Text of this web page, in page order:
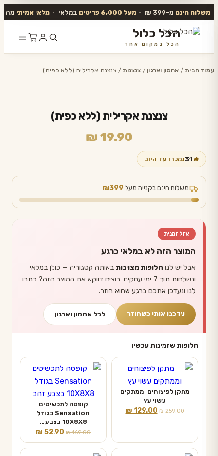
משלוח חינם מ-399 ₪ • מעל 6,000 פריטים במלאי • מלאי אמיתי מה
הכל כלול
הכל במקום אחד
לתוכן
עמוד הבית/ אחסון וארגון / צנצנות/ צנצנת אקרילית (ללא כפית)
צנצנת אקרילית (ללא כפית)
₪ 19.90
🔥
31נמכרו עד היום
משלוח חינם בקנייה מעל ₪399
אזל זמנית
המוצר הזה לא במלאי כרגע
אבל יש לנו חלופות מצוינות באותה קטגוריה — כולן במלאי
ונשלחות תוך 7 ימי עסקים. רוצים דווקא את המוצר הזה? כתבו
לנו ונעדכן אתכם ברגע שהוא חוזר.
עדכנו אותי כשחוזר לכל אחסון וארגון
חלופות שזמינות עכשיו
מתקן לפיצוחים וממתקים
עשוי עץ
₪259.00
המחיר
₪ 259.00.
₪ 129.00
המחיר
₪ 129.00.
קופסה לתכשיטים
Sensation בגודל
10X8X8 בצבע…
₪169.00
המחיר
המקורי
₪ 52.90
המחיר
הנוכחי